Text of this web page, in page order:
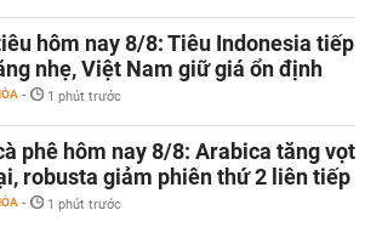
hôm nay 8/8: Tiêu Indonesia tiếp
nhẹ, Việt Nam giữ giá ổn định
- 1 phút trước
phê hôm nay 8/8: Arabica tăng vọt
robusta giảm phiên thứ 2 liên tiếp
- 1 phút trước